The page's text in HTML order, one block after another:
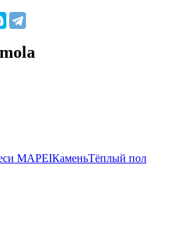
MAPEIКаменьТёплый пол